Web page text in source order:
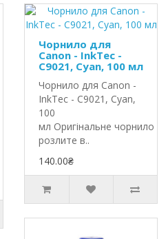
Чорнило для
Canon - InkTec -
C9021, Cyan, 100 мл
Чорнило для Canon -
InkTec - C9021, Cyan,
100
мл Оригінальне чорнило
розлите в..
140.00₴